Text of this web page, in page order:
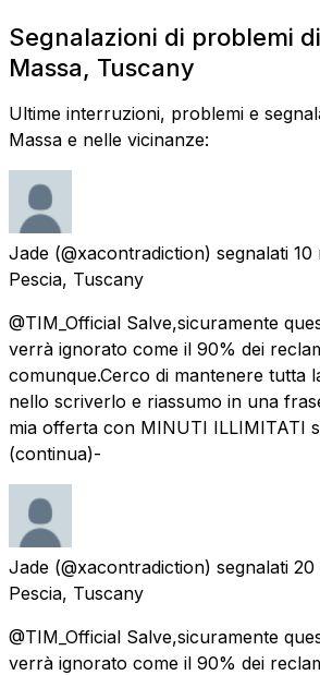
Segnalazioni di problemi
Massa, Tuscany
Ultime interruzioni, problemi e
Massa e nelle vicinanze:
Jade (@xacontradiction) segnalati 10
Pescia, Tuscany
@TIM_Official Salve,sicuramente
verrà ignorato come il 90% dei
comunque.Cerco di mantenere tutta
nello scriverlo e riassumo in una
mia offerta con MINUTI ILLIMITATI
(continua)-
Jade (@xacontradiction) segnalati 20
Pescia, Tuscany
@TIM_Official Salve,sicuramente
verrà ignorato come il 90% dei